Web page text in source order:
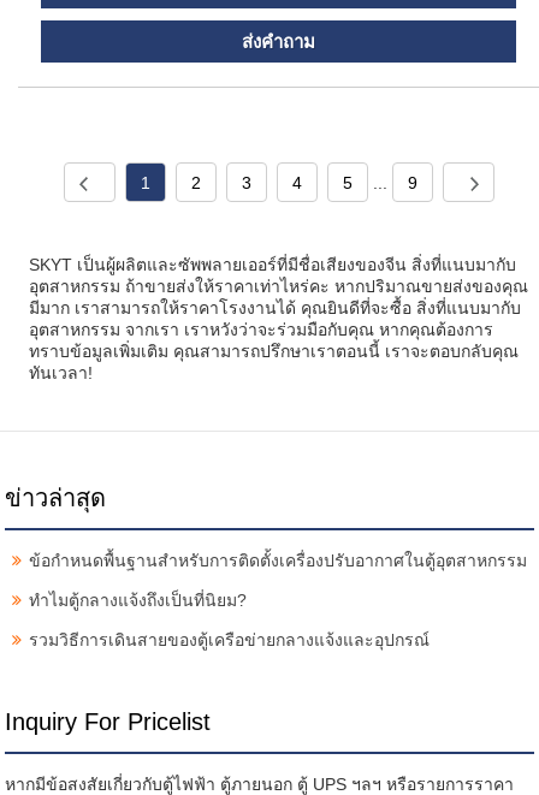
ส่งคำถาม
1 2 3 4 5 ... 9
SKYT เป็นผู้ผลิตและซัพพลายเออร์ที่มีชื่อเสียงของจีน สิ่งที่แนบมากับ
อุตสาหกรรม ถ้าขายส่งให้ราคาเท่าไหร่คะ หากปริมาณขายส่งของคุณ
มีมาก เราสามารถให้ราคาโรงงานได้ คุณยินดีที่จะซื้อ สิ่งที่แนบมากับ
อุตสาหกรรม จากเรา เราหวังว่าจะร่วมมือกับคุณ หากคุณต้องการ
ทราบข้อมูลเพิ่มเติม คุณสามารถปรึกษาเราตอนนี้ เราจะตอบกลับคุณ
ทันเวลา!
ข่าวล่าสุด
ข้อกำหนดพื้นฐานสำหรับการติดตั้งเครื่องปรับอากาศในตู้อุตสาหกรรม
ทำไมตู้กลางแจ้งถึงเป็นที่นิยม?
รวมวิธีการเดินสายของตู้เครือข่ายกลางแจ้งและอุปกรณ์
Inquiry For Pricelist
หากมีข้อสงสัยเกี่ยวกับตู้ไฟฟ้า ตู้ภายนอก ตู้ UPS ฯลฯ หรือรายการราคา